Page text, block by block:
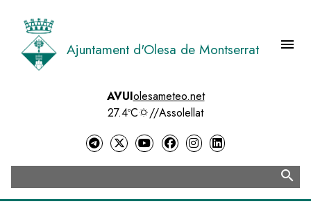
contingut
Ajuntament d'Olesa de Montserrat menu
AVUIolesameteo.net
27.4ºC
//Assolellat
search